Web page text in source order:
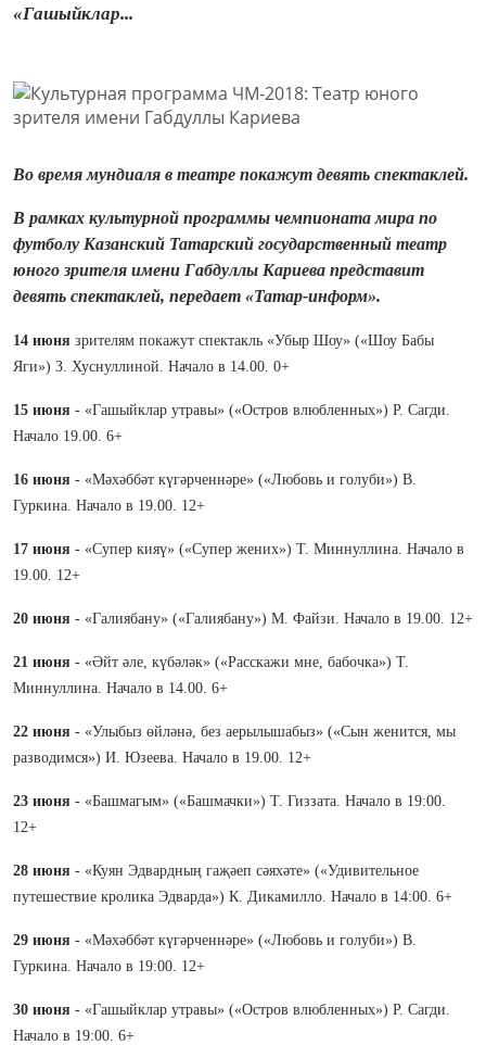
«Гашыйклар...
Во время мундиаля в театре покажут девять спектаклей.
В рамках культурной программы чемпионата мира по
футболу Казанский Татарский государственный театр
юного зрителя имени Габдуллы Кариева представит
девять спектаклей, передает «Татар-информ».
14 июня зрителям покажут спектакль «Убыр Шоу» («Шоу Бабы
Яги») З. Хуснуллиной. Начало в 14.00. 0+
15 июня - «Гашыйклар утравы» («Остров влюбленных») Р. Сагди.
Начало 19.00. 6+
16 июня - «Мәхәббәт күгәрченнәре» («Любовь и голуби») В.
Гуркина. Начало в 19.00. 12+
17 июня - «Супер кияү» («Супер жених») Т. Миннуллина. Начало в
19.00. 12+
20 июня - «Галиябану» («Галиябану») М. Файзи. Начало в 19.00. 12+
21 июня - «Әйт әле, күбәләк» («Расскажи мне, бабочка») Т.
Миннуллина. Начало в 14.00. 6+
22 июня - «Улыбыз өйләнә, без аерылышабыз» («Сын женится, мы
разводимся») И. Юзеева. Начало в 19.00. 12+
23 июня - «Башмагым» («Башмачки») Т. Гиззата. Начало в 19:00.
12+
28 июня - «Куян Эдвардның гаҗәеп сәяхәте» («Удивительное
путешествие кролика Эдварда») К. Дикамилло. Начало в 14:00. 6+
29 июня - «Мәхәббәт күгәрченнәре» («Любовь и голуби») В.
Гуркина. Начало в 19:00. 12+
30 июня - «Гашыйклар утравы» («Остров влюбленных») Р. Сагди.
Начало в 19:00. 6+